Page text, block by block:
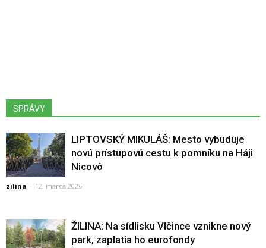
SPRÁVY
LIPTOVSKÝ MIKULÁŠ: Mesto vybuduje
novú prístupovú cestu k pomníku na Háji
Nicovô
zilina - 12. marca 2026
ŽILINA: Na sídlisku Vlčince vznikne nový
park, zaplatia ho eurofondy